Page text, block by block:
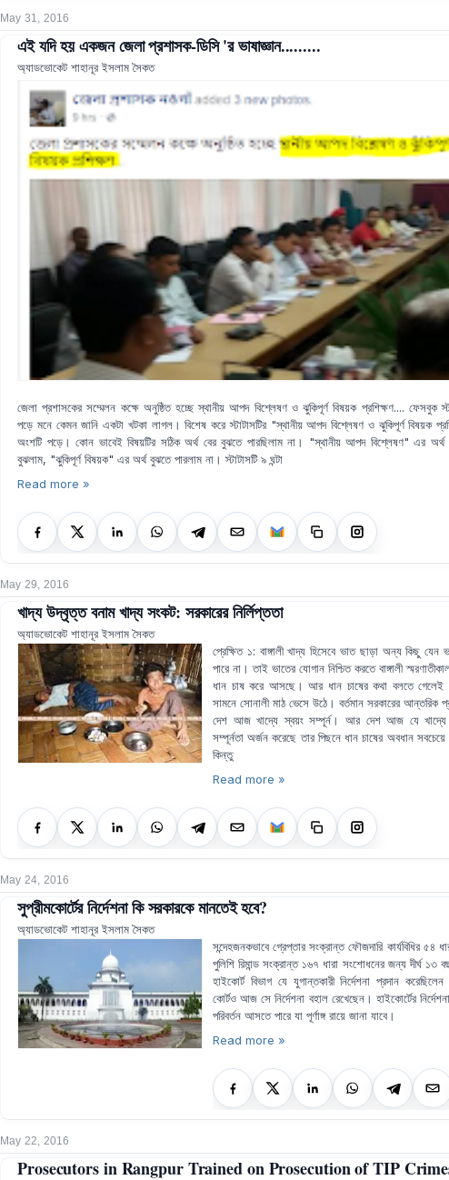
May 31, 2016
এই যদি হয় একজন জেলা প্রশাসক-ডিসি 'র ভাষাজ্ঞান.........
অ্যাডভোকেট শাহানূর ইসলাম সৈকত
জেলা প্রশাসকের সম্মেলন কক্ষে অনুষ্ঠিত হচ্ছে স্থানীয় আপদ বিশ্লেষণ ও ঝুকিপূর্ণ বিষয়ক প্রশিক্ষণ.... ফেসবুক
পড়ে মনে কেমন জানি একটা খটকা লাগল। বিশেষ করে স্টাটাসটির "স্থানীয় আপদ বিশ্লেষণ ও ঝুকিপূর্ণ বিষয়ক
অংশটি পড়ে। কোন ভাবেই বিষয়টির সঠিক অর্থ বের বুঝতে পারছিলাম না। "স্থানীয় আপদ বিশ্লেষণ" এর অর্থ
বুঝলাম, "ঝুকিপূর্ণ বিষয়ক" এর অর্থ বুঝতে পারলাম না। স্টাটাসটি ৯ ঘন্টা
Read more »
May 29, 2016
খাদ্য উদ্বৃত্ত বনাম খাদ্য সংকট: সরকারের নির্লিপ্ততা
অ্যাডভোকেট শাহানূর ইসলাম সৈকত
প্রেক্ষিত ১: বাঙ্গালী খাদ্য হিসেবে ভাত ছাড়া অন্য কিছু যেন
পারে না। তাই ভাতের যোগান নিশ্চিত করতে বাঙ্গালী
ধান চাষ করে আসছে। আর ধান চাষের কথা বলতে গেলেই
সামনে সোনালী মাঠ ভেসে উঠে। বর্তমান সরকারের আন্তরিক
দেশ আজ খাদ্যে স্বয়ং সম্পূর্ন। আর দেশ আজ যে খাদ্যে
সম্পূর্নতা অর্জন করেছে তার পিছনে ধান চাষের অবধান সবচেয়ে
কিন্তু
Read more »
May 24, 2016
সুপ্রীমকোর্টের নির্দেশনা কি সরকারকে মানতেই হবে?
অ্যাডভোকেট শাহানূর ইসলাম সৈকত
সন্দেহজনকভাবে গ্রেপ্তার সংক্রান্ত ফৌজদারি কার্যবিধির ৫৪
পুলিশি রিমান্ড সংক্রান্ত ১৬৭ ধারা সংশোধনের জন্য দীর্ঘ ১৩
হাইকোর্ট বিভাগ যে যুগান্তকারী নির্দেশনা প্রদান করেছিলেন
কোর্টও আজ সে নির্দেশনা বহাল রেখেছেন। হাইকোর্টের
পরিবর্তন আসতে পারে যা পূর্ণাঙ্গ রায়ে জানা যাবে।
Read more »
May 22, 2016
Prosecutors in Rangpur Trained on Prosecution of TIP